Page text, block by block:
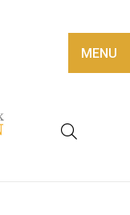
MENU